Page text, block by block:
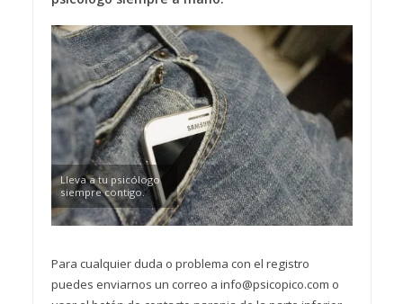
Lleva a tu psicólogo
siempre contigo.
Para cualquier duda o problema con el registro
puedes enviarnos un correo a info@psicopico.com o